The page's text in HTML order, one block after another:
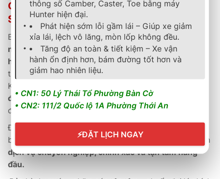
Chính Sách Bảo Hành & Hậu Mãi Tại B-
Select Thành Phát
B-Select Thành Phát cam kếtbảo hành chính hãng 5
nămtheo tiêu chuẩn Michelin, hỗ trợkích hoạt bảo
hành điện tử nhanh chóngvà lưu trữ thông tin trực
tuyến tiện lợi.
Khách hàng được
định kỳ miễn phívàhướng dẫn sử dụng đúng cách
để đảm bảo hiệu suất vận hành tối ưu.
Đội ngũ kỹ thuật viên tại B-Select được đào tạo bài
bản theo tiêu chuẩn Michelin & Bridgestone, mang đến
dịch vụ chuyên nghiệp, chính xác và tận tâm hàng
đầu.
thông số Camber, Caster, Toe bằng máy
Hunter hiện đại.
Phát hiện sớm lỗi gầm lái – Giúp xe giảm
xỉa lái, lệch vô lăng, mòn lốp không đều.
Tăng độ an toàn & tiết kiệm – Xe vận
hành ổn định hơn, bám đường tốt hơn và
giảm hao nhiên liệu.
• CN1: 50 Lý Thái Tổ Phường Bàn Cờ
• CN2: 111/2 Quốc lộ 1A Phường Thới An
⚡ĐẶT LỊCH NGAY